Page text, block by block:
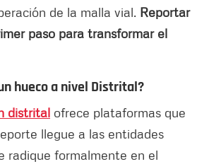
de la malla vial. Reportar
paso para transformar el
hueco a nivel Distrital?
distrital ofrece plataformas que
llegue a las entidades
radique formalmente en el